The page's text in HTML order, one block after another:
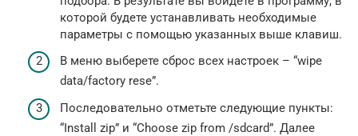
которой будете устанавливать необходимые
параметры с помощью указанных выше клавиш.
В меню выберете сброс всех настроек – “wipe
data/factory rese”.
Последовательно отметьте следующие пункты:
“Install zip” и “Choose zip from /sdcard”. Далее